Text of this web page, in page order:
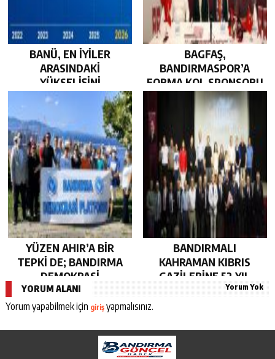
BANÜ, EN İYİLER
ARASINDAKİ
YÜKSELİŞİNİ
SÜRDÜRDÜ…
BAGFAŞ,
BANDIRMASPOR’A
FORMA KOL SPONSORU
OLARAK KUCAK AÇTI…
YÜZEN AHIR’A BİR
TEPKİ DE; BANDIRMA
DEMOKRASİ
PLATFORMU’NDAN…
BANDIRMALI
KAHRAMAN KIBRIS
GAZİLERİNE 52 YIL
SONRA AHD-İ VEFA…
YORUM ALANI Yorum Yok
Yorum yapabilmek için girişyapmalısınız.